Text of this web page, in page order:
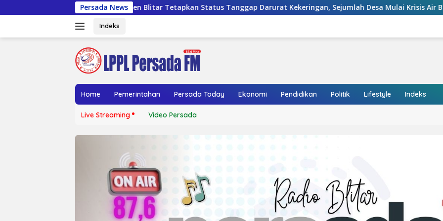
ke
Persada News
Kabupaten Blitar Tetapkan Status Tanggap Darurat Kekeringan, Sejumlah Desa Mulai Krisis Air Bersih Kabupaten
Indeks
Home Pemerintahan Persada Today Ekonomi Pendidikan Politik Lifestyle Indeks
Live Streaming Video Persada